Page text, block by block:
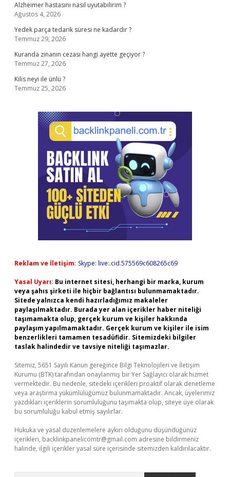
Alzheimer hastasını nasıl uyutabilirim ?
Ağustos 4, 2026
Yedek parça tedarik süresi ne kadardır ?
Temmuz 29, 2026
Kuranda zinanın cezası hangi ayette geçiyor ?
Temmuz 27, 2026
Kilis neyi ile ünlü ?
Temmuz 25, 2026
Reklam ve İletişim: Skype: live:.cid.575569c608265c69
Yasal Uyarı: Bu internet sitesi, herhangi bir marka, kurum
veya şahıs şirketi ile hiçbir bağlantısı bulunmamaktadır.
Sitede yalnızca kendi hazırladığımız makaleler
paylaşılmaktadır. Burada yer alan içerikler haber niteliği
taşımamakta olup, gerçek kurum ve kişiler hakkında
paylaşım yapılmamaktadır. Gerçek kurum ve kişiler ile isim
benzerlikleri tamamen tesadüfidir. Sitemizdeki bilgiler
taslak halindedir ve tavsiye niteliği taşımazlar.
Sitemiz, 5651 Sayılı Kanun gereğince Bilgi Teknolojileri ve İletişim
Kurumu (BTK) tarafından onaylanmış bir Yer Sağlayıcı olarak hizmet
vermektedir. Bu nedenle, sitedeki içerikleri proaktif olarak denetleme
veya araştırma yükümlülüğümüz bulunmamaktadır. Ancak, üyelerimiz
yazdıkları içeriklerin sorumluluğunu taşımakta olup, siteye üye olarak
bu sorumluluğu kabul etmiş sayılırlar.
Hukuka ve yasal düzenlemelere aykırı olduğunu düşündüğünüz
içerikleri, backlinkpanelicomtr@gmail.com adresine bildirmeniz
halinde, ilgili içerikler yasal süre içerisinde sitemizden kaldırılacaktır.